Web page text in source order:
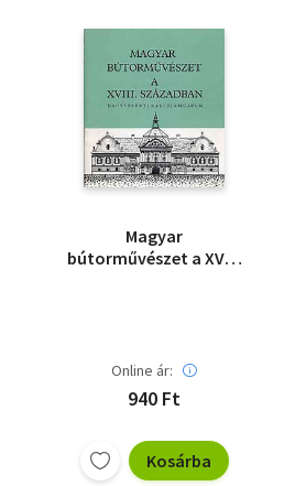
Magyar
bútorművészet a XVIII.
Online ár:
940 Ft
Kosárba